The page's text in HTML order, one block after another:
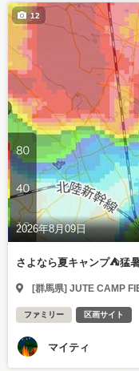
2026年8月09日
12
さよなら夏キャンプ⛺️猛
[群馬県] JUTE CAMP
ファミリー 区画サイト
マイティ